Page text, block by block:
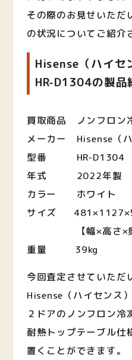
その際のお見せいただ
の状況についてご紹介
Hisense（ハイセ
HR-D1304の製品
買取商品 ノンフロン
メーカー Hisense（ハ
型番 HR-D1304
年式 2022年製
カラー ホワイト
サイズ
【幅×高さ×奥
重量 39kg
今回査定させていただ
Hisense（ハイセンス
２ドアのノンフロン冷
耐熱トップテーブル仕
置くことができます。